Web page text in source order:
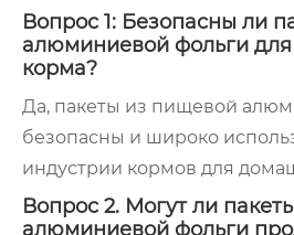
Вопрос 1: Безопасны ли
алюминиевой фольги
корма?
Да, пакеты из пищевой
безопасны и широко
индустрии кормов для
Вопрос 2. Могут ли
алюминиевой фольги